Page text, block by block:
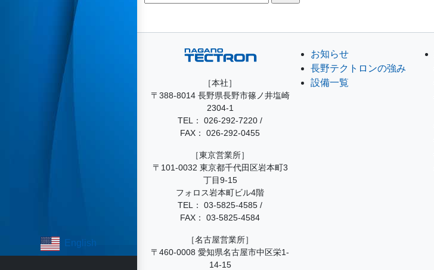
English
索:
［本社］
〒388-8014 長野県長野市篠ノ井塩崎
2304-1
TEL：026-292-7220 /
FAX： 026-292-0455
［東京営業所］
〒101-0032 東京都千代田区岩本町3
丁目9-15
フォロス岩本町ビル4階
TEL：03-5825-4585 /
FAX： 03-5825-4584
［名古屋営業所］
〒460-0008 愛知県名古屋市中区栄1-
14-15
お知らせ
長野テクトロンの強み
設備一覧